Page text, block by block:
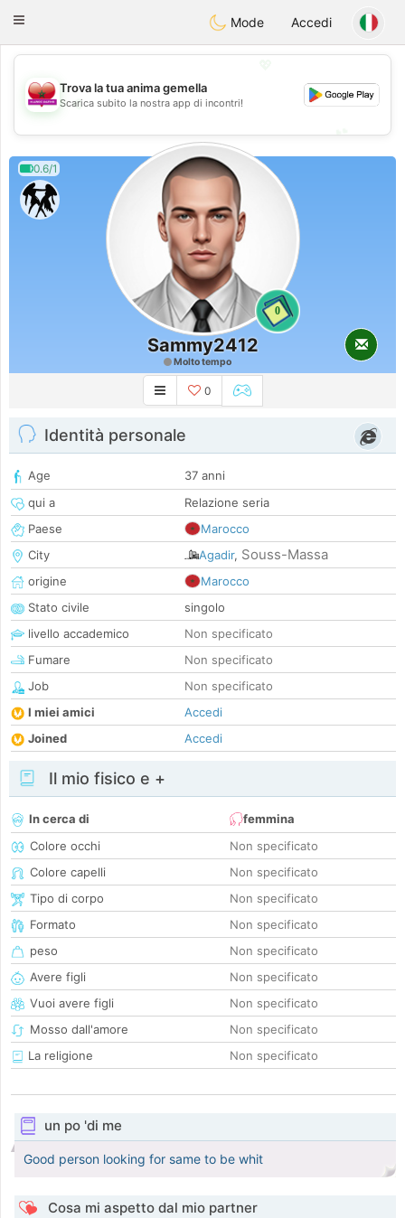
Maroc Dating
Toggle
Mode Accedi
💖
💕
Trova la tua anima gemella
Scarica subito la nostra app di incontri!
0.6/1
0
Sammy2412
Molto tempo
0
Identità personale
Age
37 anni
qui a
Relazione seria
Paese
Marocco
City
Agadir, Souss-Massa
origine
Marocco
Stato civile
singolo
livello accademico
Non specificato
Fumare
Non specificato
Job
Non specificato
I miei amici
Accedi
Joined
Accedi
Il mio fisico e +
In cerca di
femmina
Colore occhi
Non specificato
Colore capelli
Non specificato
Tipo di corpo
Non specificato
Formato
Non specificato
peso
Non specificato
Avere figli
Non specificato
Vuoi avere figli
Non specificato
Mosso dall'amore
Non specificato
La religione
Non specificato
un po 'di me
Good person looking for same to be whit
Cosa mi aspetto dal mio partner